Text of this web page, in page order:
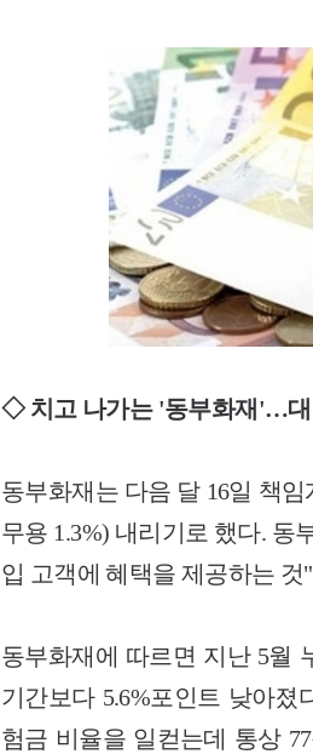
◇ 치고 나가는 '동부화재'…
동부화재는 다음 달 16일 책
무용 1.3%) 내리기로 했다. 동
입 고객에 혜택을 제공하는
동부화재에 따르면 지난 5월
기간보다 5.6%포인트 낮아
험금 비율을 일컫는데 통상